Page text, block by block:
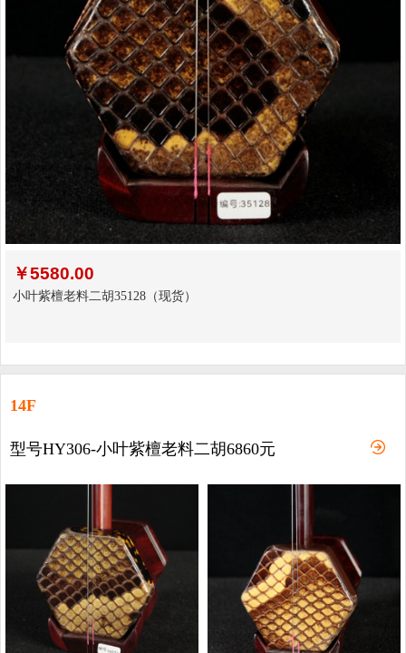
￥5580.00
小叶紫檀老料二胡35128（现货）
14F
型号HY306-小叶紫檀老料二胡6860元